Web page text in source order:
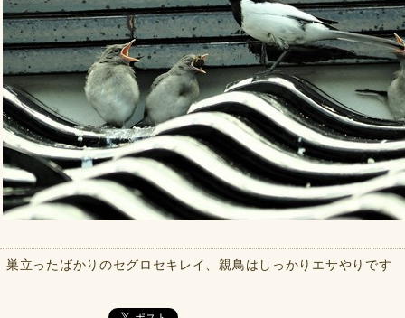
巣立ったばかりのセグロセキレイ、親鳥はしっかりエサやりです